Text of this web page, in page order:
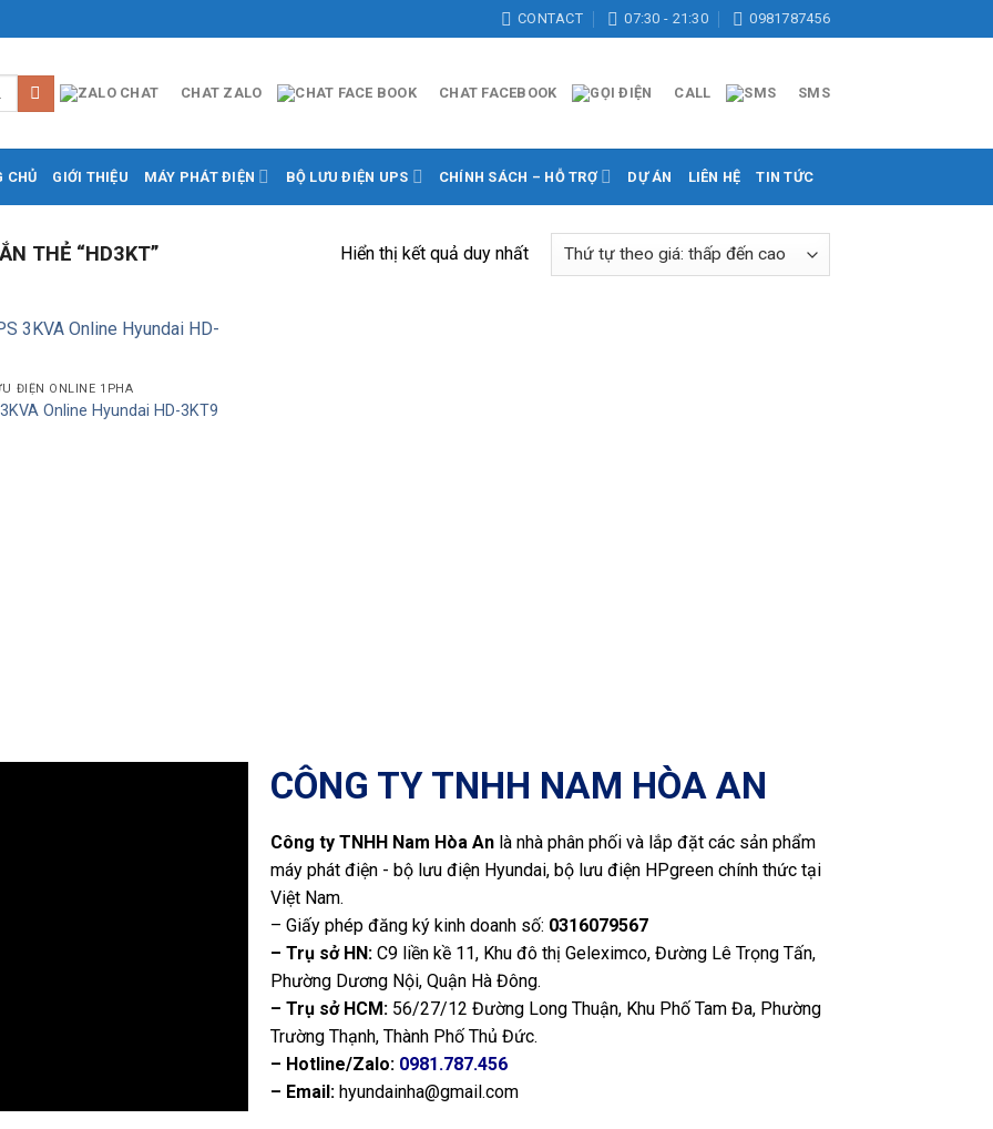
CONTACT 07:30 - 21:30 0981787456
CHAT ZALO CHAT FACEBOOK CALL SMS
CHỦ GIỚI THIỆU MÁY PHÁT ĐIỆN BỘ LƯU ĐIỆN UPS CHÍNH SÁCH – HỖ TRỢ DỰ ÁN LIÊN HỆ TIN TỨC
THẺ “HD3KT” Hiển thị kết quả duy nhất
ĐIỆN ONLINE 1PHA
Online Hyundai HD-3KT9
CÔNG TY TNHH NAM HÒA AN
Công ty TNHH Nam Hòa An là nhà phân phối và lắp đặt các sản phẩm
máy phát điện - bộ lưu điện Hyundai, bộ lưu điện HPgreen chính thức tại
Việt Nam.
– Giấy phép đăng ký kinh doanh số: 0316079567
– Trụ sở HN: C9 liền kề 11, Khu đô thị Geleximco, Đường Lê Trọng Tấn,
Phường Dương Nội, Quận Hà Đông.
– Trụ sở HCM: 56/27/12 Đường Long Thuận, Khu Phố Tam Đa, Phường
Trường Thạnh, Thành Phố Thủ Đức.
– Hotline/Zalo: 0981.787.456
– Email: hyundainha@gmail.com